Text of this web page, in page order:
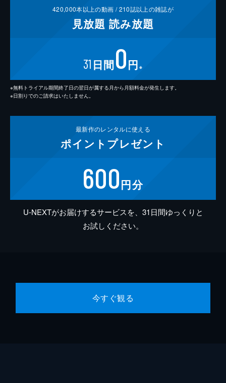
420,000本以上の動画 /210誌以上の雑誌が
見放題 読み放題
31 日間0円 ※
※無料トライアル期間終了日の翌日が属する月から月額料金が発生します。
※日割りでのご請求はいたしません。
最新作のレンタルに使える
ポイント プレゼント
600円分
U-NEXTがお届けするサービスを、31日間ゆっくりと
お試しください。
今すぐ観る